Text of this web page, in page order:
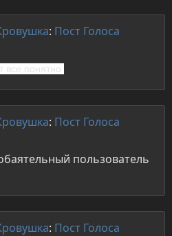
: Пост Голоса
все понятно
: Пост Голоса
пользователь
: Пост Голоса